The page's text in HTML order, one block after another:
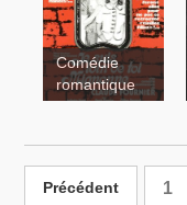
Mignonne
Comédie
romantique
Précédent 1